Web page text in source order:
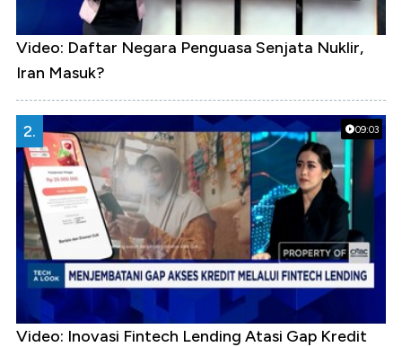
Video: Daftar Negara Penguasa Senjata Nuklir,
Iran Masuk?
09:03
2.
Video: Inovasi Fintech Lending Atasi Gap Kredit